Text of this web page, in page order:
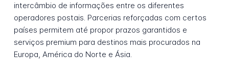
intercâmbio de informações entre os diferentes
operadores postais. Parcerias reforçadas com certos
países permitem até propor prazos garantidos e
serviços premium para destinos mais procurados na
Europa, América do Norte e Ásia.